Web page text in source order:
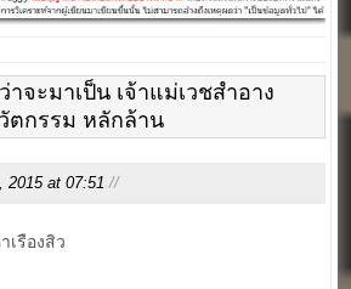
าจะมาเป็น เจ้าแม่เวชสำอาง
ตกรรม หลักล้าน
at 07:51 //
รืองสิว